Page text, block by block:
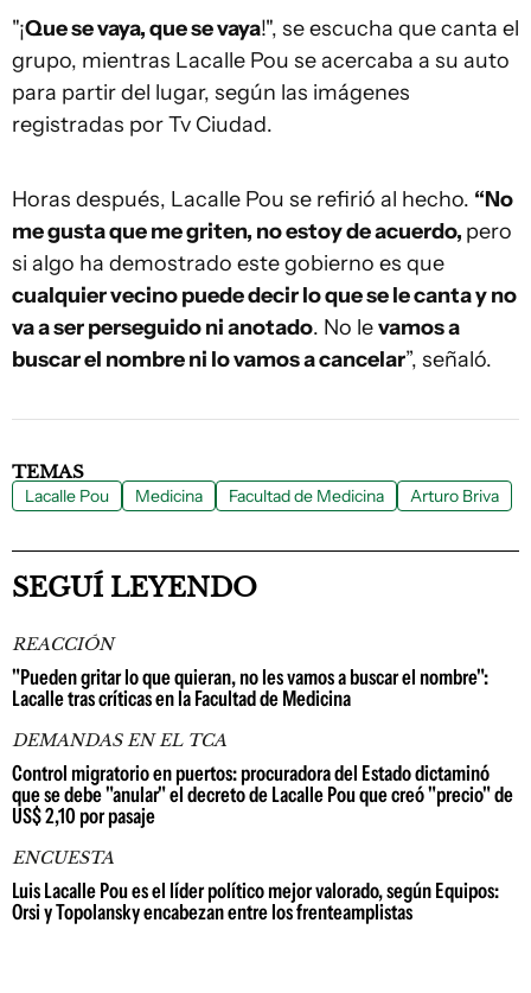
"¡Que se vaya, que se vaya!", se escucha que canta el
grupo, mientras Lacalle Pou se acercaba a su auto
para partir del lugar, según las imágenes
registradas por Tv Ciudad.
Horas después, Lacalle Pou se refirió al hecho. “No
me gusta que me griten, no estoy de acuerdo, pero
si algo ha demostrado este gobierno es que
cualquier vecino puede decir lo que se le canta y no
va a ser perseguido ni anotado. No levamos a
buscar el nombre ni lo vamos a cancelar”, señaló.
TEMAS
Lacalle Pou Medicina Facultad de Medicina Arturo Briva
SEGUÍ LEYENDO
REACCIÓN
"Pueden gritar lo que quieran, no les vamos a buscar el nombre":
Lacalle tras críticas en la Facultad de Medicina
DEMANDAS EN EL TCA
Control migratorio en puertos: procuradora del Estado dictaminó
que se debe "anular" el decreto de Lacalle Pou que creó "precio" de
US$ 2,10 por pasaje
ENCUESTA
Luis Lacalle Pou es el líder político mejor valorado, según Equipos:
Orsi y Topolansky encabezan entre los frenteamplistas